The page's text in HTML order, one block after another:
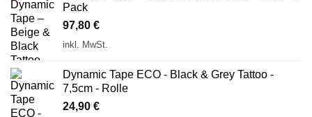
Pack
97,80 €
inkl. MwSt.
Dynamic Tape ECO - Black & Grey Tattoo -
7,5cm - Rolle
24,90 €